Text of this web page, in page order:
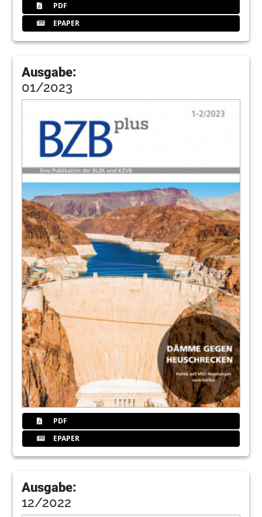
PDF
EPAPER
Ausgabe:
01/2023
PDF
EPAPER
Ausgabe:
12/2022